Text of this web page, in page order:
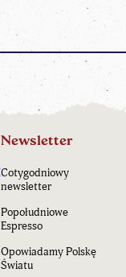
Newsletter
Cotygodniowy
newsletter
Popołudniowe
Espresso
Opowiadamy Polskę
Światu